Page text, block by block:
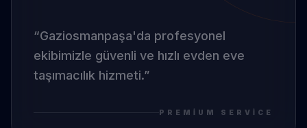
“Gaziosmanpaşa'da profesyonel
ekibimizle güvenli ve hızlı evden eve
taşımacılık hizmeti.”
PREMIUM SERVICE